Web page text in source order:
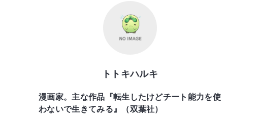
トトキハルキ
漫画家。主な作品『転生したけどチート能力を使
わないで生きてみる』（双葉社）